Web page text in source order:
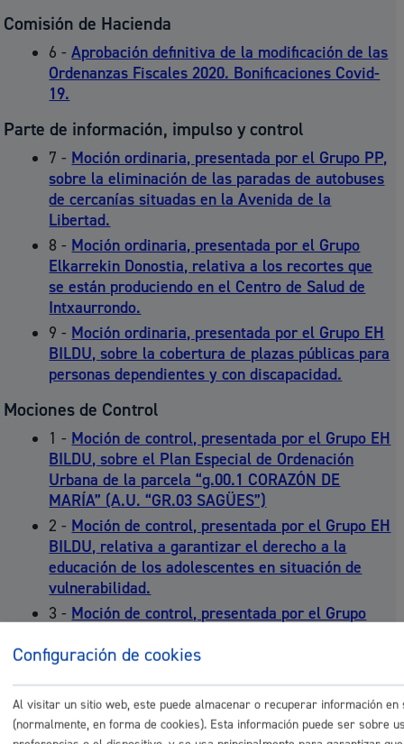
Comisión de Hacienda
6 -Aprobación definitiva de la modificación de las
Ordenanzas Fiscales 2020. Bonificaciones Covid-
19.
Parte de información, impulso y control
7 - Moción ordinaria, presentada por el Grupo PP,
sobre la eliminación de las paradas de autobuses
de cercanías situadas en la Avenida de la
Libertad.
8 - Moción ordinaria, presentada por el Grupo
Elkarrekin Donostia, relativa a los recortes que
se están produciendo en el Centro de Salud de
Intxaurrondo.
9 - Moción ordinaria, presentada por el Grupo EH
BILDU, sobre la cobertura de plazas públicas para
personas dependientes y con discapacidad.
Mociones de Control
1 - Moción de control, presentada por el Grupo EH
BILDU, sobre el Plan Especial de Ordenación
Urbana de la parcela “g.00.1 CORAZÓN DE
MARÍA” (A.U. “GR.03 SAGÜES”)
2 - Moción de control, presentada por el Grupo EH
BILDU, relativa a garantizar el derecho a la
educación de los adolescentes en situación de
vulnerabilidad.
3 - Moción de control, presentada por el Grupo
en la plaza Zuberoa.
4 -Moción de control, presentada por el Grupo
PP, relativa a la peatonalización del Paseo de la
Concha.
Configuración de cookies
Al visitar un sitio web, este puede almacenar o recuperar información en
(normalmente, en forma de cookies). Esta información puede ser sobre